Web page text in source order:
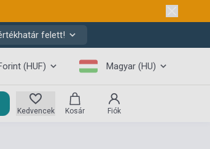
felett!
(HUF) Magyar (HU)
Kedvencek Kosár Fiók